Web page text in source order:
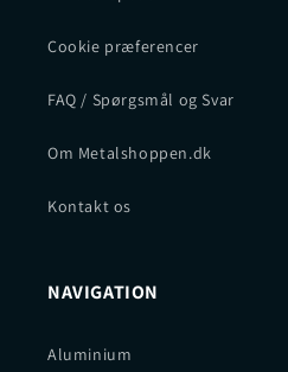
Cookie præferencer
FAQ / Spørgsmål og Svar
Om Metalshoppen.dk
Kontakt os
NAVIGATION
Aluminium